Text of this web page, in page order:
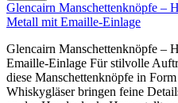
Glencairn Manschettenknöpfe –
Metall mit Emaille-Einlage
Glencairn Manschettenknöpfe –
Emaille-Einlage Für stilvolle
diese Manschettenknöpfe in
Whiskygläser bringen feine